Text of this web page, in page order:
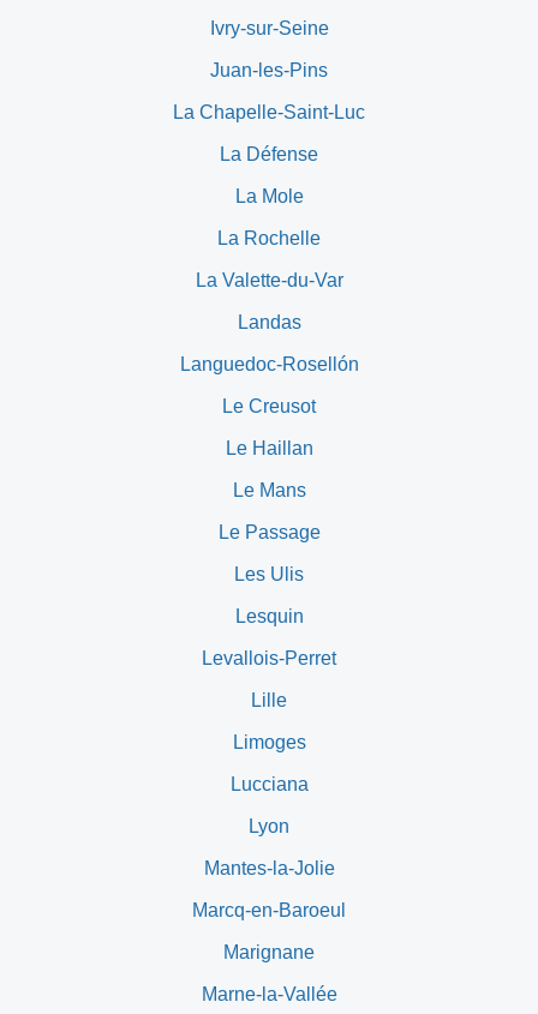
Ivry-sur-Seine
Juan-les-Pins
La Chapelle-Saint-Luc
La Défense
La Mole
La Rochelle
La Valette-du-Var
Landas
Languedoc-Rosellón
Le Creusot
Le Haillan
Le Mans
Le Passage
Les Ulis
Lesquin
Levallois-Perret
Lille
Limoges
Lucciana
Lyon
Mantes-la-Jolie
Marcq-en-Baroeul
Marignane
Marne-la-Vallée